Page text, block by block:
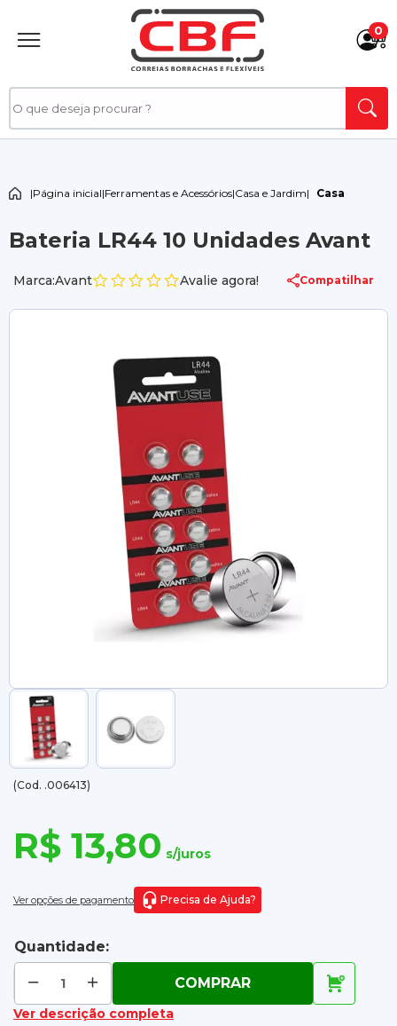
0
|Página inicial|Ferramentas e Acessórios|Casa e Jardim| Casa
Bateria LR44 10 Unidades Avant
Marca:Avant Avalie agora! Compatilhar
(Cod. .006413)
R$ 13,80 s/juros
Ver opções de pagamento Precisa de Ajuda?
Quantidade:
COMPRAR
Ver descrição completa